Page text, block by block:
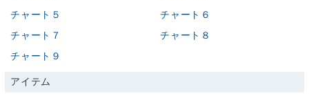
チャート５
チャート６
チャート７
チャート８
チャート９
アイテム